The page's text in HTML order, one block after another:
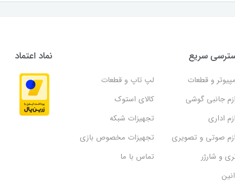
سریع
و قطعات
لپ تاپ و قطعات
جانبی گوشی
کالای استوک
اداری
تجهیزات شبکه
صوتی و تصویری
تجهیزات مخصوص بازی
و شارژر
تماس با ما
نماد اعتماد